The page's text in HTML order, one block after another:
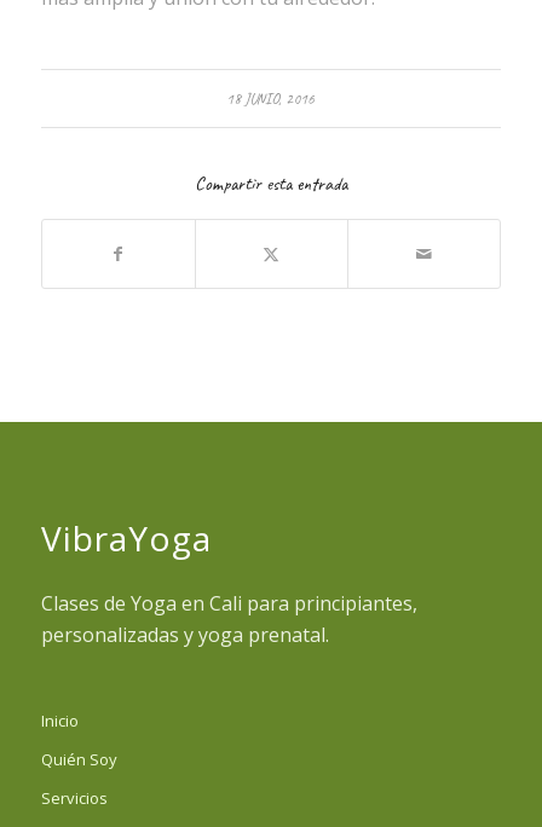
18 JUNIO, 2016
Compartir esta entrada
VibraYoga
Clases de Yoga en Cali para principiantes,
personalizadas y yoga prenatal.
Inicio
Quién Soy
Servicios